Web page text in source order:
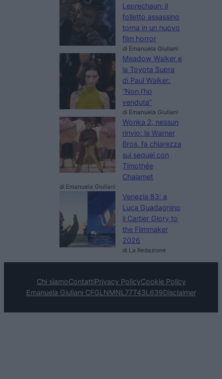
Leprechaun: il
folletto assassino
torna in un nuovo
film horror
di Emanuela Giuliani
Meadow Walker e
la Toyota Supra
di Paul Walker:
“Non l’ho
venduta”
di Emanuela Giuliani
Wonka 2, nessun
rinvio: la Warner
Bros. fa chiarezza
sul sequel con
Timothée
Chalamet
di Emanuela Giuliani
Venezia 83: a
Luca Guadagnino
il Cartier Glory to
the Filmmaker
2026
di La Redazione
Chi siamoContattiPrivacy PolicyCookie Policy
Emanuela Giuliani CFGLNMNL77T43L639Disclaimer